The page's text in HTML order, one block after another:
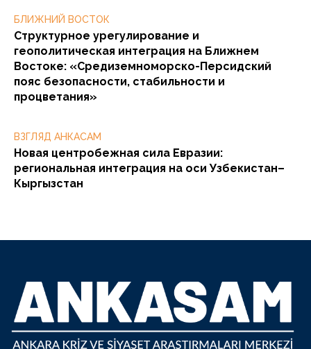
БЛИЖНИЙ ВОСТОК
Структурное урегулирование и
геополитическая интеграция на Ближнем
Востоке: «Средиземноморско-Персидский
пояс безопасности, стабильности и
процветания»
ВЗГЛЯД АНКАСАМ
Новая центробежная сила Евразии:
региональная интеграция на оси Узбекистан–
Кыргызстан